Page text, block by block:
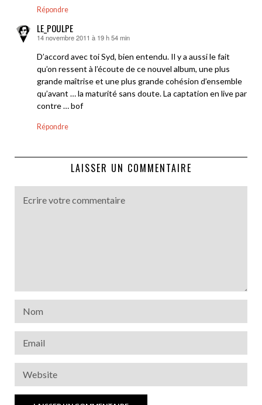
Répondre
LE_POULPE
dit :
14 novembre 2011 à 19 h 54 min
D’accord avec toi Syd, bien entendu. Il y a aussi le fait
qu’on ressent à l’écoute de ce nouvel album, une plus
grande maîtrise et une plus grande cohésion d’ensemble
qu’avant … la maturité sans doute. La captation en live par
contre … bof
Répondre
LAISSER UN COMMENTAIRE